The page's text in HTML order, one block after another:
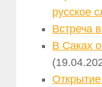
русское
Встреча
В Саках